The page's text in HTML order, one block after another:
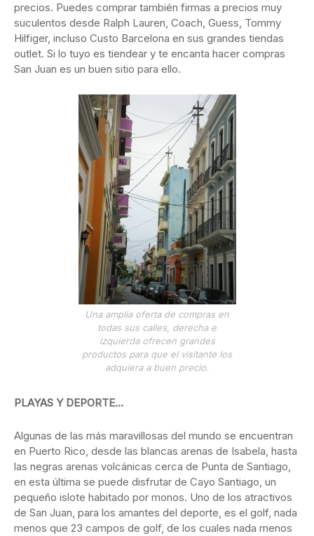
precios. Puedes comprar también firmas a precios muy
suculentos desde Ralph Lauren, Coach, Guess, Tommy
Hilfiger, incluso Custo Barcelona en sus grandes tiendas
outlet. Si lo tuyo es tiendear y te encanta hacer compras
San Juan es un buen sitio para ello.
Una amplia oferta de compras en
todas sus calles, derecha e
izquierda ofrecen grandes
productos para que el visitante los
adquiera a buen precio.
PLAYAS Y DEPORTE…
Algunas de las más maravillosas del mundo se encuentran
en Puerto Rico, desde las blancas arenas de Isabela, hasta
las negras arenas volcánicas cerca de Punta de Santiago,
en esta última se puede disfrutar de Cayo Santiago, un
pequeño islote habitado por monos. Uno de los atractivos
de San Juan, para los amantes del deporte, es el golf, nada
menos que 23 campos de golf, de los cuales nada menos